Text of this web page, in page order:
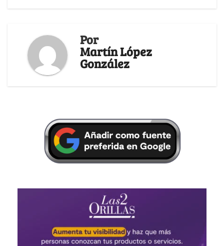
Por
Martín López
González